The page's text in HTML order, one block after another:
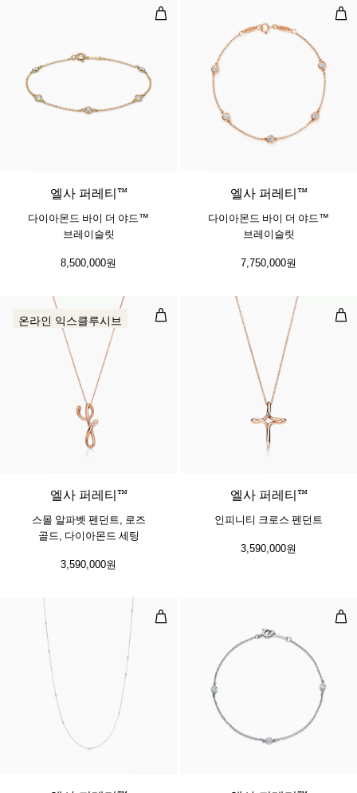
다이아몬드 바이 더 야드™ 브레이
​​엘사 퍼레티™
다이아몬드 바이 더 야드™
브레이슬릿
8,500,000원
다
​​엘사 퍼레티™
다이아몬드 바이 더 야드™
브레이슬릿
7,750,000원
스몰 알파벳 펜던트, 로즈 골드, 다
온라인 익스클루시브
엘사 퍼레티™
스몰 알파벳 펜던트, 로즈
골드, 다이아몬드 세팅
3,590,000원
인
엘사 퍼레티™
인피니티 크로스 펜던트
3,590,000원
다이아몬드 바이 더 야드™ 스프링다